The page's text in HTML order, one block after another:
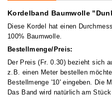
Kordelband Baumwolle
Diese Kordel hat einen
100% Baumwolle.
Bestellmenge/Preis:
Der Preis (Fr. 0.30) bezieht sich
z.B. einen Meter bestellen
Bestellmenge '10' eingeben. Die
Das Band wird natürlich am Stück